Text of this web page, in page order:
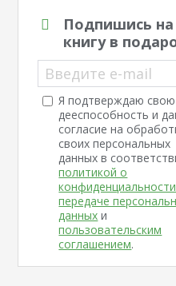
Подпишись на
книгу в
Введите e-mail
Я подтверждаю свою
дееспособность и
согласие на
своих персональных
данных в
политикой о
передаче
данных и
пользовательским
соглашением.